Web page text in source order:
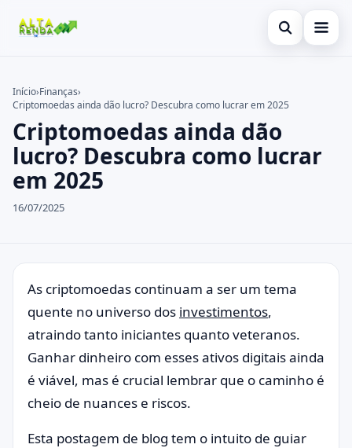
Abrir busca
Cartão de Crédito
Consignado
Conta Digital
Empréstimo
Imóvel
Legal
Buscar no site
Buscar por:
Pressione Enter para buscar ou ESC para fechar.
Início›Finanças›
Criptomoedas ainda dão lucro? Descubra como lucrar em 2025
Criptomoedas ainda dão
lucro? Descubra como lucrar
em 2025
16/07/2025
As criptomoedas continuam a ser um tema
quente no universo dos investimentos,
atraindo tanto iniciantes quanto veteranos.
Ganhar dinheiro com esses ativos digitais ainda
é viável, mas é crucial lembrar que o caminho é
cheio de nuances e riscos.
Esta postagem de blog tem o intuito de guiar